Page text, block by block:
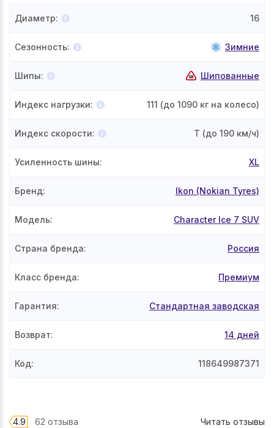
Диаметр: 16
Сезонность: Зимние
Шипы: Шипованные
Индекс нагрузки: 111 (до 1090 кг на колесо)
Индекс скорости: T (до 190 км/ч)
Усиленность шины: XL
Бренд: Ikon (Nokian Tyres)
Модель: Character Ice 7 SUV
Страна бренда: Россия
Класс бренда: Премиум
Гарантия: Стандартная заводская
Возврат: 14 дней
Код: 118649987371
4.9 62 отзыва Читать отзывы